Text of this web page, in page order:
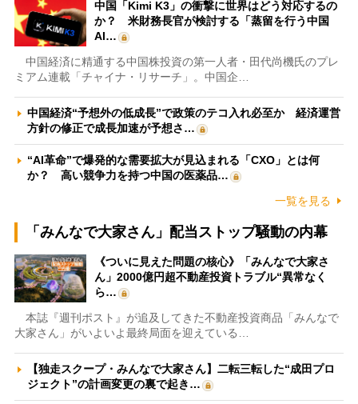
中国「Kimi K3」の衝撃に世界はどう対応するの
か？ 米財務長官が検討する「蒸留を行う中国
AI…
中国経済に精通する中国株投資の第一人者・田代尚機氏のプレ
ミアム連載「チャイナ・リサーチ」。中国企…
中国経済“予想外の低成長”で政策のテコ入れ必至か 経済運営
方針の修正で成長加速が予想さ…
“AI革命”で爆発的な需要拡大が見込まれる「CXO」とは何
か？ 高い競争力を持つ中国の医薬品…
一覧を見る
「みんなで大家さん」配当ストップ騒動の内幕
《ついに見えた問題の核心》「みんなで大家さ
ん」2000億円超不動産投資トラブル“異常なく
ら…
本誌『週刊ポスト』が追及してきた不動産投資商品「みんなで
大家さん」がいよいよ最終局面を迎えている…
【独走スクープ・みんなで大家さん】二転三転した“成田プロ
ジェクト”の計画変更の裏で起き…